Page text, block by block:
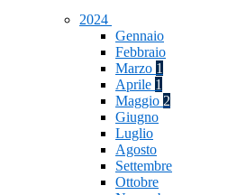
2024
Gennaio
Febbraio
Marzo 1
Aprile 1
Maggio 2
Giugno
Luglio
Agosto
Settembre
Ottobre